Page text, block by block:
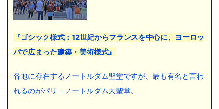
『ゴシック様式：12世紀からフランスを中心に、ヨーロッ
パで広まった建築・美術様式』
各地に存在するノートルダム聖堂ですが、最も有名と言わ
れるのがパリ・ノートルダム大聖堂。